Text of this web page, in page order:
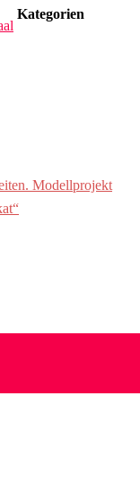
Kategorien
Modellprojekt